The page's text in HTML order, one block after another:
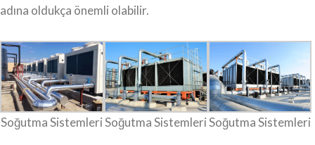
adına oldukça önemli olabilir.
Soğutma Sistemleri Soğutma SistemleriSoğutma Sistemleri